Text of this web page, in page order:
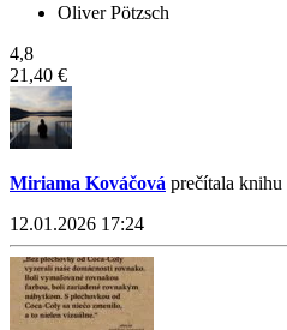
Oliver Pötzsch
4,8
21,40 €
Miriama Kováčová prečítala knihu
12.01.2026 17:24